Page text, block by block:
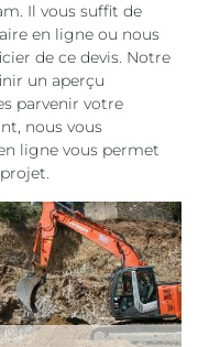
Il vous suffit de
en ligne ou nous
de ce devis. Notre
un aperçu
parvenir votre
nous vous
ligne vous permet